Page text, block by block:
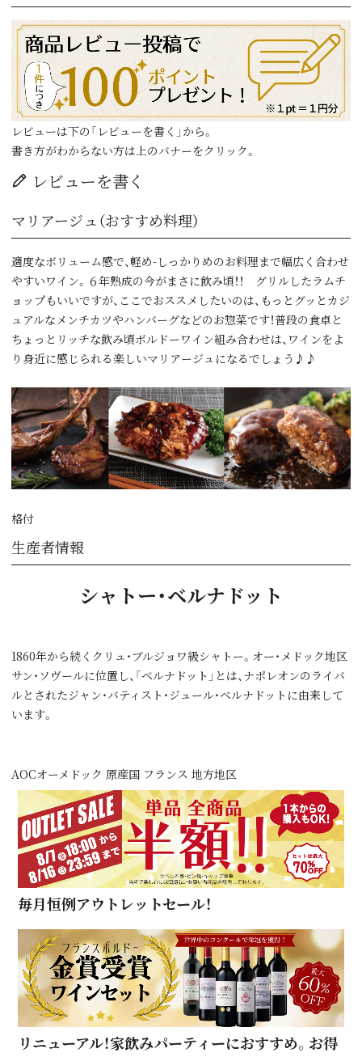
レビューは下の「レビューを書く」から。
書き方がわからない方は上のバナーをクリック。
レビューを書く
マリアージュ（おすすめ料理）
適度なボリューム感で、軽め-しっかりめのお料理まで幅広く合わせ
やすいワイン。６年熟成の今がまさに飲み頃！！ グリルしたラムチ
ョップもいいですが、ここでおススメしたいのは、もっとグッとカジ
ュアルなメンチカツやハンバーグなどのお惣菜です！普段の食卓と
ちょっとリッチな飲み頃ボルドーワイン組み合わせは、ワインをよ
り身近に感じられる楽しいマリアージュになるでしょう♪♪
格付
生産者情報
シャトー・ベルナドット
1860年から続くクリュ・ブルジョワ級シャトー。オー・メドック地区
サン・ソヴールに位置し、「ベルナドット」とは、ナポレオンのライバ
ルとされたジャン・バティスト・ジュール・ベルナドットに由来して
います。
AOCオーメドック 原産国 フランス 地方地区
毎月恒例アウトレットセール！
リニューアル！家飲みパーティーにおすすめ。お得